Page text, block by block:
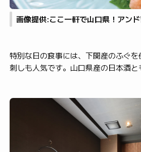
画像提供:ここ一軒で山口県！アン
特別な日の食事には、下関産のふぐ
刺しも人気です。山口県産の日本酒と